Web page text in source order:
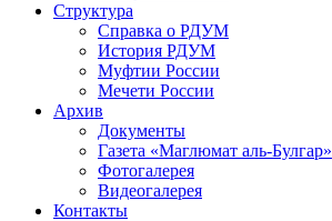
Структура
Справка о РДУМ
История РДУМ
Муфтии России
Мечети России
Архив
Документы
Газета «Маглюмат аль-Булгар»
Фотогалерея
Видеогалерея
Контакты